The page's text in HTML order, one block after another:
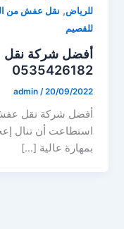
للرياض, نقل عفش من
للقصيم
أفضل شركة نقل
0535426182
admin /20/09/2022
أفضل شركة نقل
استطاعت أن تنال
بمهارة عالية […]